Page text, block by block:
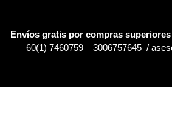
Envíos gratis por compras superiores
60(1) 7460759 – 3006757645 /